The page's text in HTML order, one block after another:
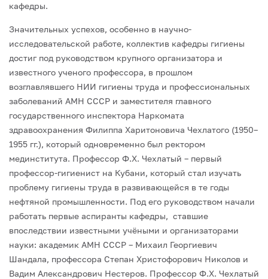
кафедры.
Значительных успехов, особенно в научно-
исследовательской работе, коллектив кафедры гигиены
достиг под руководством крупного организатора и
известного ученого профессора, в прошлом
возглавлявшего НИИ гигиены труда и профессиональных
заболеваний АМН СССР и заместителя главного
государственного инспектора Наркомата
здравоохранения Филиппа Харитоновича Чехлатого (1950–
1955 гг.), который одновременно был ректором
мединститута. Профессор Ф.Х. Чехлатый – первый
профессор-гигиенист на Кубани, который стал изучать
проблему гигиены труда в развивающейся в те годы
нефтяной промышленности. Под его руководством начали
работать первые аспиранты кафедры, ставшие
впоследствии известными учёными и организаторами
науки: академик АМН СССР – Михаил Георгиевич
Шандала, профессора Степан Христофорович Николов и
Вадим Александрович Нестеров. Профессор Ф.Х. Чехлатый